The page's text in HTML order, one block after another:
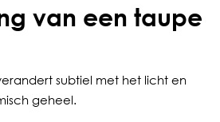
van een taupe
subtiel met het licht en
geheel.